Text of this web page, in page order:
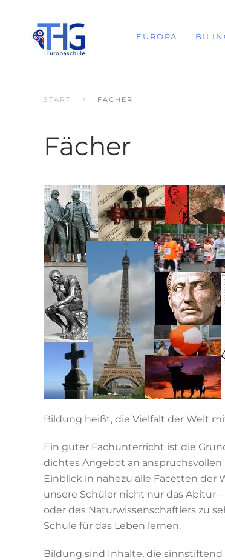
EUROPA
START FÄCHER
Fächer
Bildung heißt, die Vielfalt der Welt
Ein guter Fachunterricht ist die
dichtes Angebot an
Einblick in nahezu alle Facetten der
unsere Schüler nicht nur das Abitur
oder des Naturwissenschaftlers zu
Schule für das Leben lernen.
Bildung sind Inhalte, die